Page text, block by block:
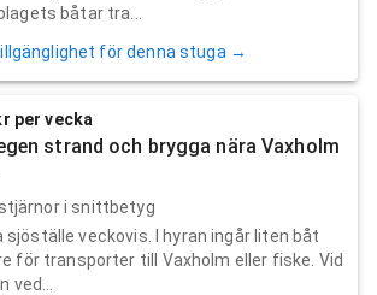
båtar tra...
för denna stuga →
per vecka
strand och brygga nära Vaxholm
stjärnor i snittbetyg
sjöställe veckovis. I hyran ingår liten båt
för transporter till Vaxholm eller fiske. Vid
ved...